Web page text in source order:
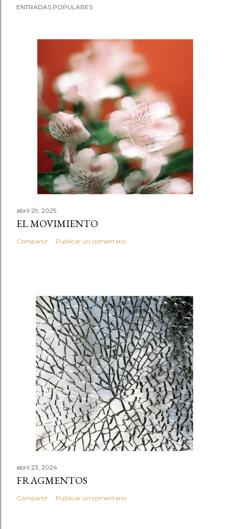
ENTRADAS POPULARES
abril 29, 2025
EL MOVIMIENTO
Compartir Publicar un comentario
abril 23, 2024
FRAGMENTOS
Compartir Publicar un comentario